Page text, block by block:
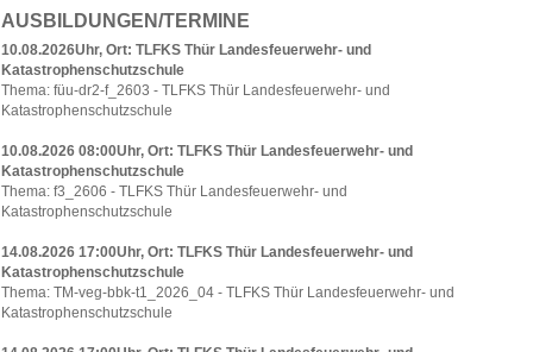
AUSBILDUNGEN/TERMINE
10.08.2026Uhr, Ort: TLFKS Thür Landesfeuerwehr- und
Katastrophenschutzschule
Thema: füu-dr2-f_2603 - TLFKS Thür Landesfeuerwehr- und
Katastrophenschutzschule
10.08.2026 08:00Uhr, Ort: TLFKS Thür Landesfeuerwehr- und
Katastrophenschutzschule
Thema: f3_2606 - TLFKS Thür Landesfeuerwehr- und
Katastrophenschutzschule
14.08.2026 17:00Uhr, Ort: TLFKS Thür Landesfeuerwehr- und
Katastrophenschutzschule
Thema: TM-veg-bbk-t1_2026_04 - TLFKS Thür Landesfeuerwehr- und
Katastrophenschutzschule